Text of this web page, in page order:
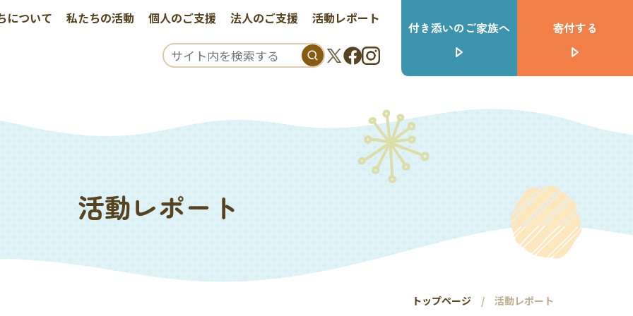
について 私たちの活動 個人のご支援 法人のご支援 活動レポート
付き添いのご家族へ 寄付する
活動レポート
トップページ 活動レポート